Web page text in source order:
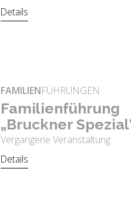
Details
FAMILIENFÜHRUNGEN
Fa­mi­li­en­füh­rung
„Bruck­ner
Vergangene Veranstaltung
Details